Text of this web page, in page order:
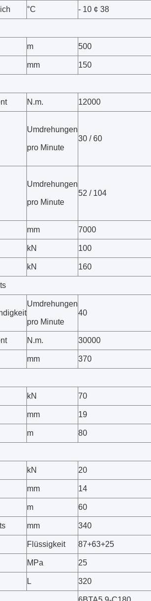
°C - 10 ¢ 38
m 500
mm 150
N.m. 12000
Umdrehungen
pro Minute
30 / 60
Umdrehungen
pro Minute
52 / 104
mm 7000
kN 100
kN 160
Umdrehungen
pro Minute
40
N.m. 30000
mm 370
kN 70
mm 19
m 80
kN 20
mm 14
m 60
mm 340
Flüssigkeit 87+63+25
MPa 25
L 320